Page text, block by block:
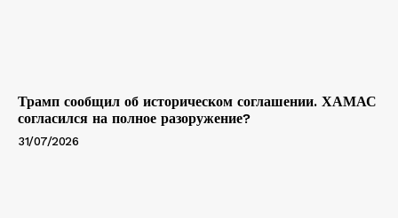
Трамп сообщил об историческом соглашении. ХАМАС
согласился на полное разоружение?
31/07/2026